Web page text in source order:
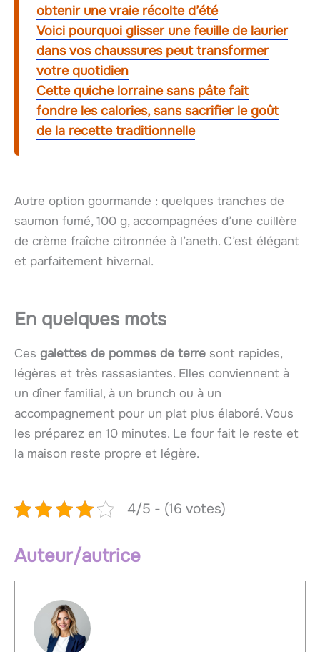
obtenir une vraie récolte d’été
Voici pourquoi glisser une feuille de laurier
dans vos chaussures peut transformer
votre quotidien
Cette quiche lorraine sans pâte fait
fondre les calories, sans sacrifier le goût
de la recette traditionnelle
Autre option gourmande : quelques tranches de
saumon fumé, 100 g, accompagnées d’une cuillère
de crème fraîche citronnée à l’aneth. C’est élégant
et parfaitement hivernal.
En quelques mots
Ces galettes de pommes de terre sont rapides,
légères et très rassasiantes. Elles conviennent à
un dîner familial, à un brunch ou à un
accompagnement pour un plat plus élaboré. Vous
les préparez en 10 minutes. Le four fait le reste et
la maison reste propre et légère.
4/5 - (16 votes)
Auteur/autrice